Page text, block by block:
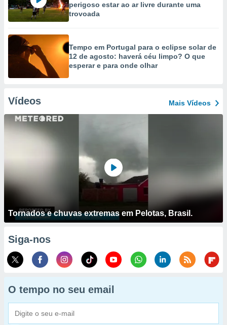
perigoso estar ao ar livre durante uma
trovoada
Tempo em Portugal para o eclipse solar de
12 de agosto: haverá céu limpo? O que
esperar e para onde olhar
Vídeos Mais Vídeos
Tornados e chuvas extremas em Pelotas, Brasil.
Siga-nos
O tempo no seu email